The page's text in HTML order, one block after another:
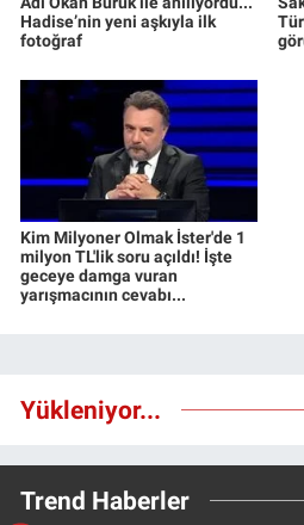
Hadise’nin yeni aşkıyla ilk
fotoğraf
Kim Milyoner Olmak İster'de 1
milyon TL'lik soru açıldı! İşte
geceye damga vuran
yarışmacının cevabı...
Yükleniyor...
Trend Haberler